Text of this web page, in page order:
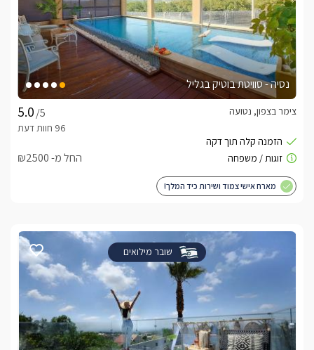
נסיה - סוויטת בוטיק בגליל
/5
צימר בצפון, נטועה
החל מ- ₪2500
מארח אישי צמוד ושירות כיד המלך!
שובר מילואים